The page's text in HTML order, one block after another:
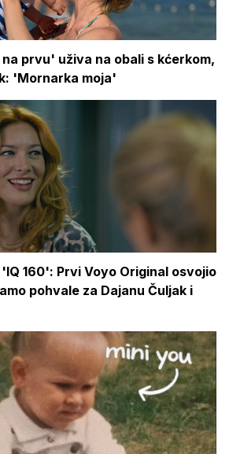
prvu' uživa na obali s kćerkom,
'Mornarka moja'
160': Prvi Voyo Original osvojio
pohvale za Dajanu Čuljak i